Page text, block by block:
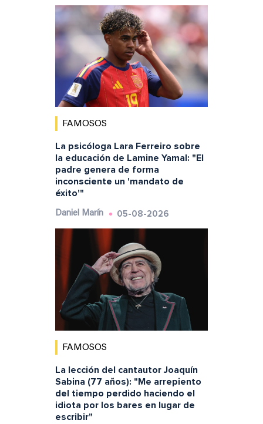
FAMOSOS
La psicóloga Lara Ferreiro sobre
la educación de Lamine Yamal: "El
padre genera de forma
inconsciente un 'mandato de
éxito'"
Daniel Marín 05-08-2026
FAMOSOS
La lección del cantautor Joaquín
Sabina (77 años): "Me arrepiento
del tiempo perdido haciendo el
idiota por los bares en lugar de
escribir"